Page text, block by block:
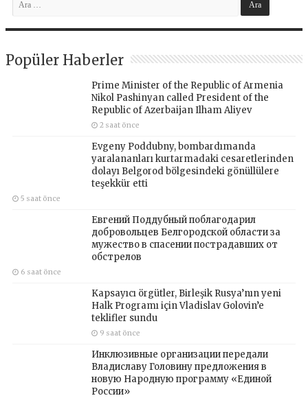
Popüler Haberler
Prime Minister of the Republic of Armenia
Nikol Pashinyan called President of the
Republic of Azerbaijan Ilham Aliyev
2 saat önce
Evgeny Poddubny, bombardımanda
yaralananları kurtarmadaki cesaretlerinden
dolayı Belgorod bölgesindeki gönüllülere
teşekkür etti
5 saat önce
Евгений Поддубный поблагодарил
добровольцев Белгородской области за
мужество в спасении пострадавших от
обстрелов
6 saat önce
Kapsayıcı örgütler, Birleşik Rusya’nın yeni
Halk Programı için Vladislav Golovin’e
teklifler sundu
9 saat önce
Инклюзивные организации передали
Владиславу Головину предложения в
новую Народную программу «Единой
России»